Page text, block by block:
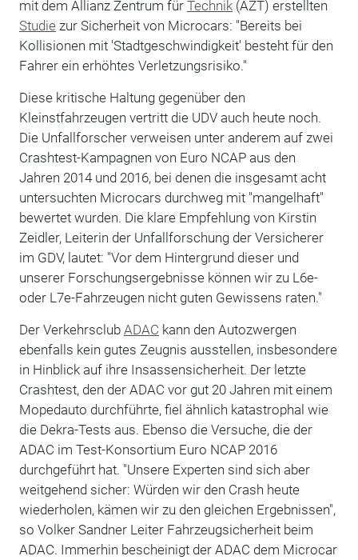
mit dem Allianz Zentrum für Technik(AZT) erstellten
Studie zur Sicherheit von Microcars: "Bereits bei
Kollisionen mit 'Stadtgeschwindigkeit' besteht für den
Fahrer ein erhöhtes Verletzungsrisiko."
Diese kritische Haltung gegenüber den
Kleinstfahrzeugen vertritt die UDV auch heute noch.
Die Unfallforscher verweisen unter anderem auf zwei
Crashtest-Kampagnen von Euro NCAP aus den
Jahren 2014 und 2016, bei denen die insgesamt acht
untersuchten Microcars durchweg mit "mangelhaft"
bewertet wurden. Die klare Empfehlung von Kirstin
Zeidler, Leiterin der Unfallforschung der Versicherer
im GDV, lautet: "Vor dem Hintergrund dieser und
unserer Forschungsergebnisse können wir zu L6e-
oder L7e-Fahrzeugen nicht guten Gewissens raten."
Der Verkehrsclub ADAC kann den Autozwergen
ebenfalls kein gutes Zeugnis ausstellen, insbesondere
in Hinblick auf ihre Insassensicherheit. Der letzte
Crashtest, den der ADAC vor gut 20 Jahren mit einem
Mopedauto durchführte, fiel ähnlich katastrophal wie
die Dekra-Tests aus. Ebenso die Versuche, die der
ADAC im Test-Konsortium Euro NCAP 2016
durchgeführt hat. "Unsere Experten sind sich aber
weitgehend sicher: Würden wir den Crash heute
wiederholen, kämen wir zu den gleichen Ergebnissen",
so Volker Sandner Leiter Fahrzeugsicherheit beim
ADAC. Immerhin bescheinigt der ADAC dem Microcar